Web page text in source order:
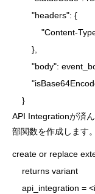
        "headers": {
"Content-
        },
"body":
API Integrationが済
部関数を作成します。
create or replace
    returns variant
api_integration =